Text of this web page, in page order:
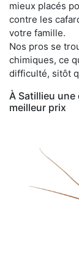
mieux placés
contre les
votre famille.
Nos pros se
chimiques, ce
difficulté, sitôt
À Satillieu
meilleur prix